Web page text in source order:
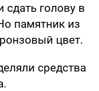
голову в
памятник из
цвет.
средства